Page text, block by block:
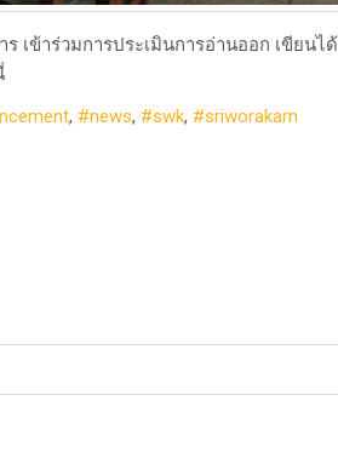
เข้าร่วมการประเมินการอ่านออก เขียนได้
news swk sriworakarn